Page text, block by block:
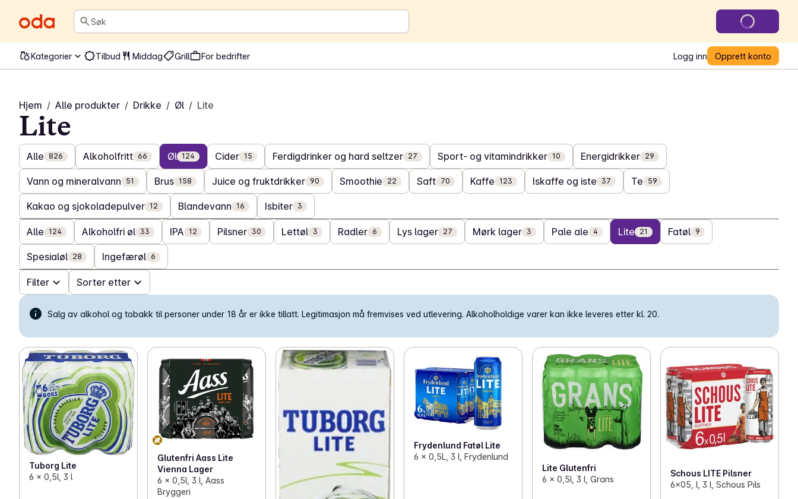
Søk
Kategorier Tilbud Middag Grill For bedrifter Logg inn Opprett konto
Hjem / Alle produkter / Drikke / Øl / Lite
Lite
Alle 826 Alkoholfritt 66 Øl 124 Cider 15 Ferdigdrinker og hard seltzer 27 Sport- og vitamindrikker 10 Energidrikker 29
Vann og mineralvann 51 Brus 158 Juice og fruktdrikker 90 Smoothie 22 Saft 70 Kaffe 123 Iskaffe og iste 37 Te 59
Kakao og sjokoladepulver 12 Blandevann 16 Isbiter 3
Alle 124 Alkoholfri øl 33 IPA 12 Pilsner 30 Lettøl 3 Radler 6 Lys lager 27 Mørk lager 3 Pale ale 4 Lite 21 Fatøl 9
Spesialøl 28 Ingefærøl 6
Filter Sorter etter
Salg av alkohol og tobakk til personer under 18 år er ikke tillatt. Legitimasjon må fremvises ved utlevering. Alkoholholdige varer kan ikke leveres etter kl. 20.
Tuborg Lite
6 x 0,5l, 3 l
Glutenfri Aass Lite
Vienna Lager
6 x 0,5l, 3 l, Aass
Bryggeri
Frydenlund Fatøl Lite
6 x 0,5L, 3 l, Frydenlund
Lite Glutenfri
6 x 0,5l, 3 l, Grans
Schous LITE Pilsner
6x05, l, 3 l, Schous Pils